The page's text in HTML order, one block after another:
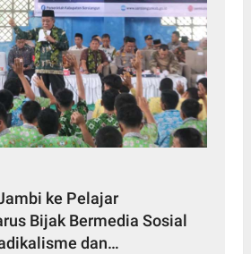
ke Pelajar
Bijak Bermedia Sosial
dan